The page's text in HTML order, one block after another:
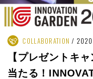
COLLABORATION
【プレゼントキ
当たる！